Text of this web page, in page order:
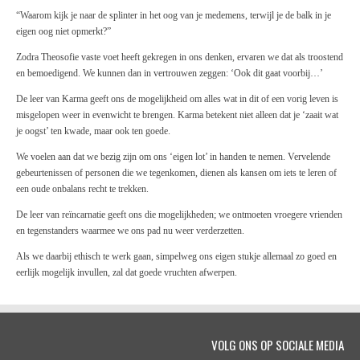
“Waarom kijk je naar de splinter in het oog van je medemens, terwijl je de balk in je
eigen oog niet opmerkt?”
Zodra Theosofie vaste voet heeft gekregen in ons denken, ervaren we dat als troostend
en bemoedigend. We kunnen dan in vertrouwen zeggen: ‘Ook dit gaat voorbij…’
De leer van Karma geeft ons de mogelijkheid om alles wat in dit of een vorig leven is
misgelopen weer in evenwicht te brengen. Karma betekent niet alleen dat je ‘zaait wat
je oogst’ ten kwade, maar ook ten goede.
We voelen aan dat we bezig zijn om ons ‘eigen lot’ in handen te nemen. Vervelende
gebeurtenissen of personen die we tegenkomen, dienen als kansen om iets te leren of
een oude onbalans recht te trekken.
De leer van reïncarnatie geeft ons die mogelijkheden; we ontmoeten vroegere vrienden
en tegenstanders waarmee we ons pad nu weer verderzetten.
Als we daarbij ethisch te werk gaan, simpelweg ons eigen stukje allemaal zo goed en
eerlijk mogelijk invullen, zal dat goede vruchten afwerpen.
VOLG ONS OP SOCIALE MEDIA